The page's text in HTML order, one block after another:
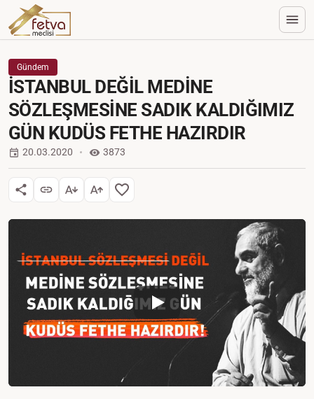
Gündem
İSTANBUL DEĞİL MEDİNE
SÖZLEŞMESİNE SADIK KALDIĞIMIZ
GÜN KUDÜS FETHE HAZIRDIR
20.03.2020 3873